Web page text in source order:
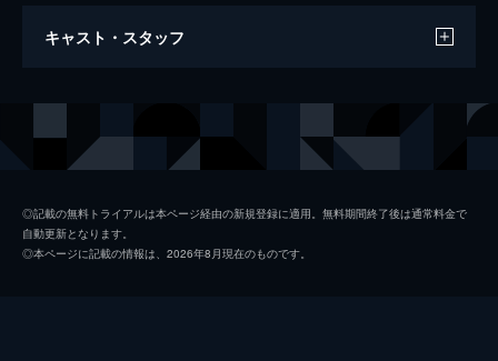
第１話 偶然の出会いに隠された４つの嘘
別府司（松田龍平）。軽井沢の別荘を拠点に
密、新たな嘘
すずめ（満島ひかり）は真紀（松たか子）と
出会った日に他の２人がいたことに疑問を持
キャスト・スタッフ
満島ひかり
◎記載の無料トライアルは本ページ経由の新規登録に適用。無料期間終了後は通常料金で
自動更新となります。
◎本ページに記載の情報は、2026年8月現在のものです。